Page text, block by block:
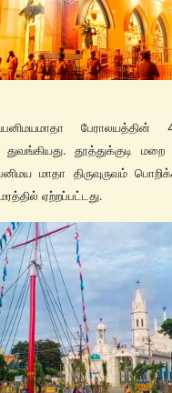
பேராலயத்தின்
துவங்கியது. தூத்துக்குடி
மாதா திருவுருவம்
ஏற்றப்பட்டது.